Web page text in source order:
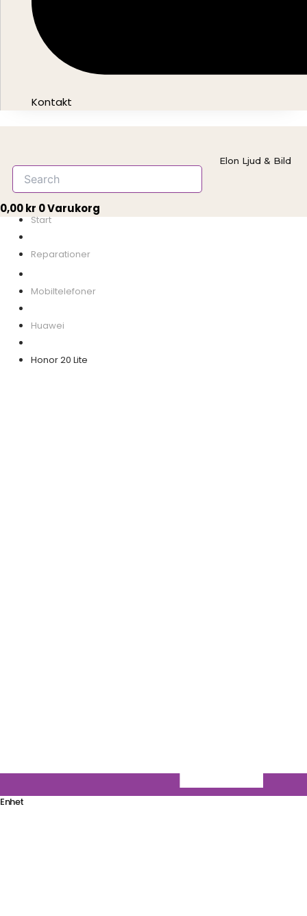
Kontakt
Elon Ljud & Bild
0,00kr 0Varukorg
Start
Mobiltelefoner
Huawei
Honor 20 Lite
Enhet